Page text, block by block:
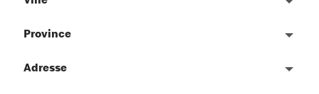
Province
Adresse